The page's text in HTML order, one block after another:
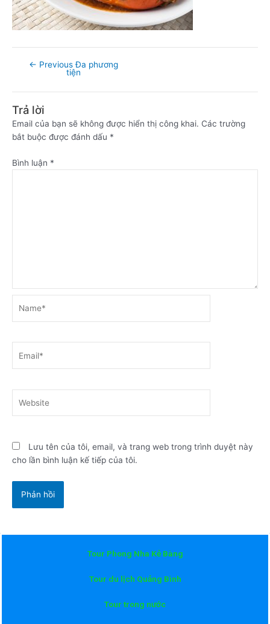
← Previous Đa phương
tiện
Trả lời
Email của bạn sẽ không được hiển thị công khai. Các trường
bắt buộc được đánh dấu *
Bình luận *
Lưu tên của tôi, email, và trang web trong trình duyệt này
cho lần bình luận kế tiếp của tôi.
Tour Phong Nha Kẻ Bàng
Tour du lịch Quảng Bình
Tour trong nước